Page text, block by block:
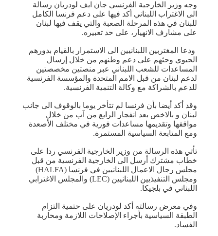
وجه وزير الخارجية الفرنسي جان ايف لودريان رسالة
الى الاغتراب اللبناني أكد فيها على دعم فرنسا الكامل
للبنان في هذه المرحلة الصعبة والتي يقف فيها لبنان
على مشارف الانهيار، على حد تعبيره.
ودعا المغتربين اللبنانيين الى الاستمرار بالقيام بدورهم
الحيوي وحثهم على دعم وطنهم من خلال إرسال
المساعدات للشعب اللبناني عبر منصتين مخصصتين
لدعم لبنان من قبل الامم المتحدة والمؤسسة الفرنسية
للدعم بالشراكة مع وكالة التنمية الفرنسية.
وقد أكد أيضا بأن فرنسا لم تتأخر يوما بالوقوف الى جانب
لبنان و بالاخص بعد انفجار الرابع من آب من خلال
مواقفها وتقديمها مساعدات فورية في مختلف الأصعدة
ومع المتابعة السياسية المستمرة.
تأتي هذه الرسالة من وزير الخارجية الفرنسي ردا على
خطاب مشترك أرسل الى الخارجية الفرنسية من قبل
مجلس رجال الاعمال اللبنانيين في فرنسا (HALFA)
ومجلس التنفيذيين اللبنانيين (LEC) والمجلس الاغترابي
اللبناني في بلجيكا.
وفي معرض رسالته أكد لودريان على حتمية التزام
الطبقة السياسية بأجراء الإصلاحات اللازمة ومحاربة
الفساد.